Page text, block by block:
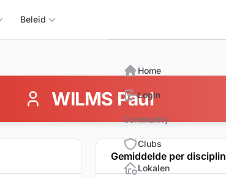
Beleid
WILMS Paul
Gemiddelde per
Home
Login
Community
Clubs
Lokalen